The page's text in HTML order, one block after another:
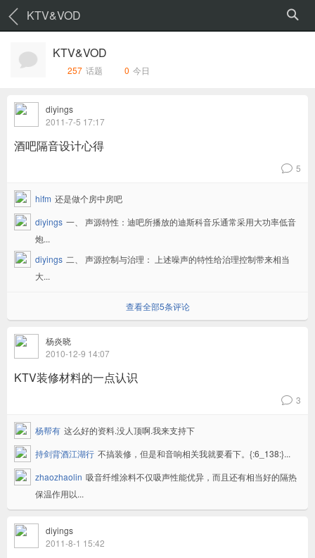
KTV&VOD
KTV&VOD
257 话题 0 今日
diyings
2011-7-5 17:17
酒吧隔音设计心得
v 5
hifm 还是做个房中房吧
diyings 一、 声源特性：迪吧所播放的迪斯科音乐通常采用大功率低音
炮...
diyings 二、 声源控制与治理： 上述噪声的特性给治理控制带来相当
大...
查看全部5条评论
杨炎晓
2010-12-9 14:07
KTV装修材料的一点认识
v 3
杨帮有 这么好的资料.没人顶啊.我来支持下
持剑背酒江湖行 不搞装修，但是和音响相关我就要看下。{:6_138:}...
zhaozhaolin 吸音纤维涂料不仅吸声性能优异，而且还有相当好的隔热
保温作用以...
diyings
2011-8-1 15:42